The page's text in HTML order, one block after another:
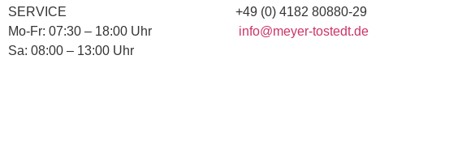
SERVICE
Mo-Fr: 07:30 – 18:00 Uhr
Sa: 08:00 – 13:00 Uhr
+49 (0) 4182 80880-29
info@meyer-tostedt.de